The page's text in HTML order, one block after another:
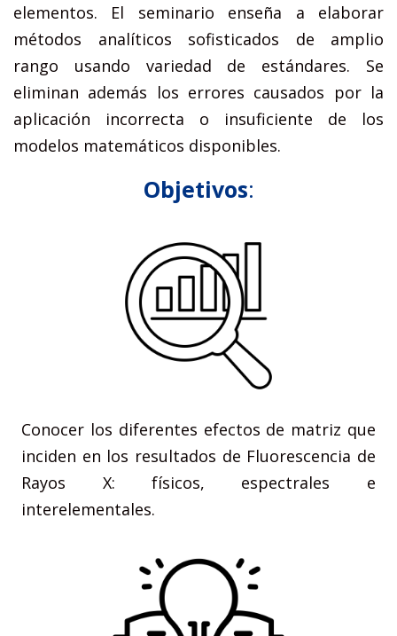
elementos. El seminario enseña a elaborar
métodos analíticos sofisticados de amplio
rango usando variedad de estándares. Se
eliminan además los errores causados por la
aplicación incorrecta o insuficiente de los
modelos matemáticos disponibles.
Objetivos:
Conocer los diferentes efectos de matriz que
inciden en los resultados de Fluorescencia de
Rayos X: físicos, espectrales e
interelementales.